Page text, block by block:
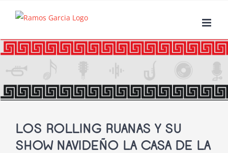
LOS ROLLING RUANAS Y SU
SHOW NAVIDEÑO LA CASA DE LA